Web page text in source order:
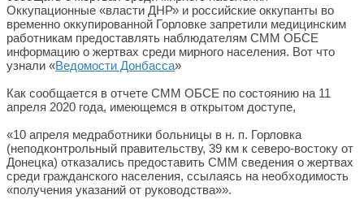
Оккупационные «власти ДНР» и российские оккупанты во
временно оккупированной Горловке запретили медицинским
работникам предоставлять наблюдателям СММ ОБСЕ
информацию о жертвах среди мирного населения. Вот что
узнали «Ведомости Донбасса»
Как сообщается в отчете СММ ОБСЕ по состоянию на 11
апреля 2020 года, имеющемся в открытом доступе,
«10 апреля медработники больницы в н. п. Горловка
(неподконтрольный правительству, 39 км к северо-востоку от
Донецка) отказались предоставить СММ сведения о жертвах
среди гражданского населения, ссылаясь на необходимость
«получения указаний от руководства»».